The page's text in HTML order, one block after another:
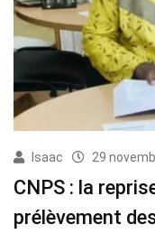
Isaac 29
CNPS : la
prélèvement